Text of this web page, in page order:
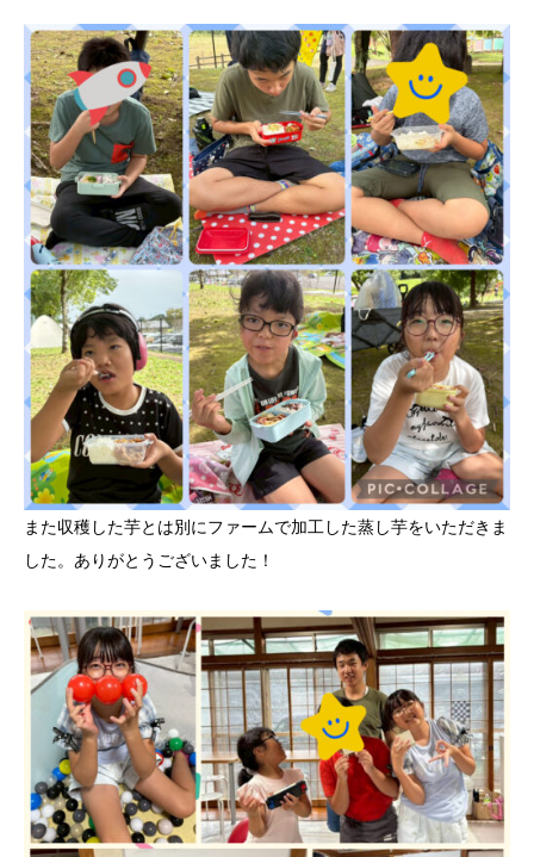
また収穫した芋とは別にファームで加工した蒸し芋をいただきま
した。ありがとうございました！